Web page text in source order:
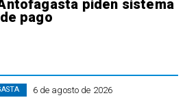
piden sistema
pago
6 de agosto de 2026